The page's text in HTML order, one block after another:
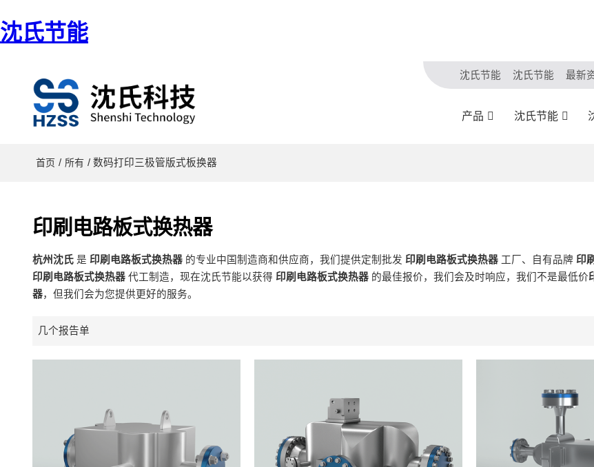
沈氏节能
沈氏节能 沈氏节能 最新
产品 沈氏节能
首页 / 所有 / 数码打印三极管版式板换器
印刷电路板式换热器
杭州沈氏是 印刷电路板式换热器的专业中国制造商和供应商，我们提供定制批发 印刷电路板式换热器工厂、自有品牌 印
印刷电路板式换热器代工制造，现在沈氏节能以获得 印刷电路板式换热器的最佳报价，我们会及时响应，我们不是最低价
器，但我们会为您提供更好的服务。
几个报告单